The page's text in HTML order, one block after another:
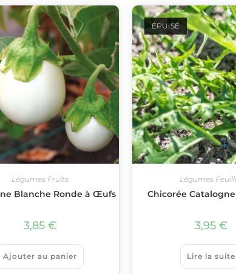
Légumes Fruits
Blanche Ronde à Œufs
3,85 €
Ajouter au panier
ÉPUISÉ
Légumes
Chicorée
3,95€
Lire la suite